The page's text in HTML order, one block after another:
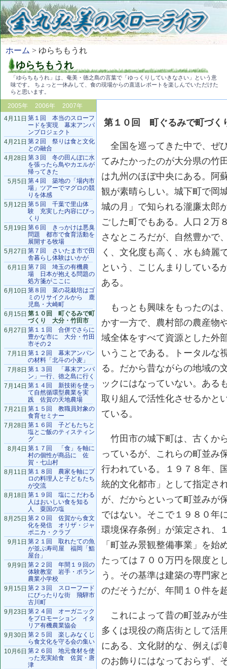
ホーム > ゆらちもうれ
ゆらちもうれ
「ゆらちもうれ」は、奄美・徳之島の言葉で「ゆっくりしていきなさい」という意
味です。 ちょっと一休みして、食の現場からの直送レポートを楽しんでいただけた
らと思います。
2005年 2006年
2007年
4月11日 第１回 本当のスローフ
ードを実現 幕末アンパ
ンプロジェクト
4月21日 第２回 祭りは食と文化
との融合
4月28日 第３回 冬の田んぼに水
を張ったら鳥やカエルが
帰ってきた
5月5日 第４回 築地の「場内市
場」ツアーでマグロの競
りを体感
5月12日 第５回 千葉で里山体
験 充実した内容にびっ
くり
5月19日 第６回 きっかけは悪臭
問題 都市で食育活動を
展開する牧場
5月27日 第７回 さいたま市で田
舎暮らし体験はいかが
6月1日 第７回 埼玉の有機農
場 日本が抱える問題の
処方箋がここに
6月10日 第８回 菜の花栽培はゴ
ミのリサイクルから 鹿
児島・大崎町
6月15日 第１０回 町ぐるみで町
づくり 大分・竹田市
6月27日 第１１回 合併でさらに
豊かな市に 大分・竹田
市その２
7月1日 第１２回 幕末アンパン
の材料「北斗の小麦」
7月8日 第１３回 「幕末アンパ
ン」一行、徳之島に行く
7月14日 第１４回 新技術を使っ
て自然循環型農業を実
践 佐賀の天地農場
7月21日 第１５回 教職員対象の
食育セミナー
7月28日 第１６回 子どもたちと
塩とご飯のティスティン
グ
8月4日 第１７回 「食」を軸に
村の個性が商品に 佐
賀・七山村
8月11日 第１８回 農家を軸にプ
ロの料理人と子どもたち
が交流
8月18日 第１９回 塩にこだわる
人はおいしい食を知る
人 粟国の塩
8月25日 第２０回 佐賀から食文
化を発信 オリザ・ジャ
ポニカ・クラブ
9月1日 第２１回 取れたての魚
が並ぶ寿司屋 福岡「鮨
屋台」
9月9日 第２２回 年間１９回の
体験教室 岩手・ポラン
農業小学校
9月15日 第２３回 スローフード
にぴったりな街 飛騨市
古川町
9月23日 第２４回 オーガニック
をプロモーション イタ
リア有機農業協会
9月30日 第２５回 楽しみなくじ
ら食文化を守る会の集い
10月6日 第２６回 地元食材を使
った充実給食 佐賀・唐
津
第１０回 町ぐるみで町づ
全国を巡ってきた中で、ぜ
てみたかったのが大分県の竹
は九州のほぼ中央にある。阿
観が素晴らしい。城下町で岡
城の月」で知られる瀧廉太郎
ごした町でもある。人口２万
さなところだが、自然豊かで
く、文化度も高く、水も綺麗
という、こじんまりしている
ある。
もっとも興味をもったのは
かす一方で、農村部の農産物
域全体をすべて資源とした外
いうことである。トータルな
る。だから昔ながらの地域の
ックにはなっていない。ある
取り組んで活性化させるかと
ている。
竹田市の城下町は、古くか
っているが、これらの町並み
行われている。１９７８年、
統的文化都市」として指定さ
が、だからといって町並みが
ではない。そこで１９８０年
環境保存条例」が策定され、
「町並み景観整備事業」を始
たっては７００万円を限度と
う。その基準は建築の専門家
のだそうだが、年間１０件を
これによって昔の町並みが
多くは現役の商店街として活
にある、文化財的な、例えば
のお飾りにはなっておらず、